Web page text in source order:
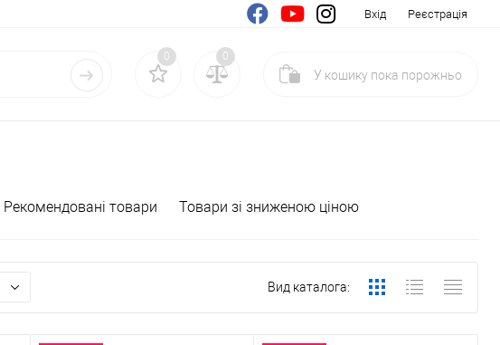
Вхід Реєстрація
0 0
У кошику пока порожньо
Рекомендовані товари Товари зі зниженою ціною
Вид каталога: